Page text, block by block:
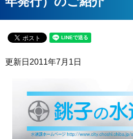
更新日 2011年7月1日